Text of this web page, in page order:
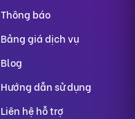
Thông báo
Bảng giá dịch vụ
Blog
Hướng dẫn sử dụng
Liên hệ hỗ trợ